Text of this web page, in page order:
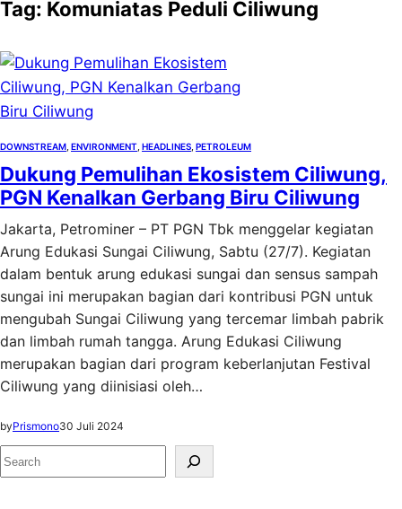
Tag: Komuniatas Peduli Ciliwung
DOWNSTREAM ENVIRONMENT HEADLINES PETROLEUM
Dukung Pemulihan Ekosistem Ciliwung,
PGN Kenalkan Gerbang Biru Ciliwung
Jakarta, Petrominer – PT PGN Tbk menggelar kegiatan
Arung Edukasi Sungai Ciliwung, Sabtu (27/7). Kegiatan
dalam bentuk arung edukasi sungai dan sensus sampah
sungai ini merupakan bagian dari kontribusi PGN untuk
mengubah Sungai Ciliwung yang tercemar limbah pabrik
dan limbah rumah tangga. Arung Edukasi Ciliwung
merupakan bagian dari program keberlanjutan Festival
Ciliwung yang diinisiasi oleh…
byPrismono30 Juli 2024
S
e